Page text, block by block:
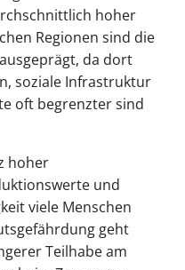
hoher
Regionen sind die
da dort
soziale Infrastruktur
oft begrenzter sind
hoher
und
viele Menschen
geht
Teilhabe am